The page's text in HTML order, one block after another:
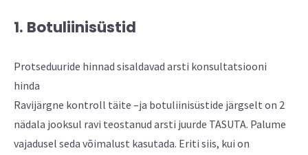
1. Botuliinisüstid
Protseduuride hinnad sisaldavad arsti konsultatsiooni
hinda
Ravijärgne kontroll täite –ja botuliinisüstide järgselt on 2
nädala jooksul ravi teostanud arsti juurde TASUTA. Palume
vajadusel seda võimalust kasutada. Eriti siis, kui on